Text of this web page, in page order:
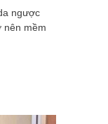
ngược
nên mềm